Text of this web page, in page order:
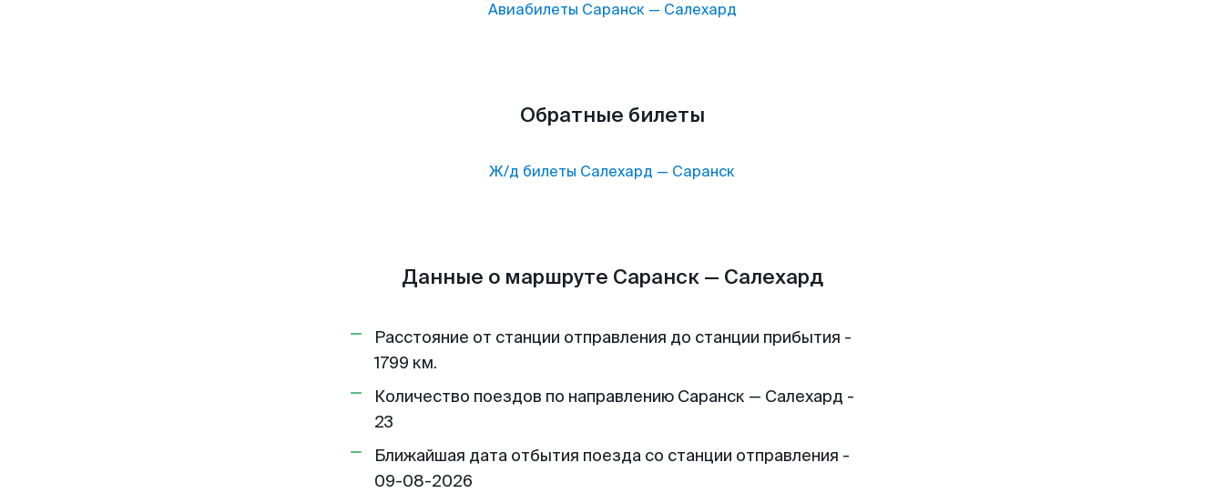
Авиабилеты Саранск— Салехард
Обратные билеты
Ж/д билеты Салехард — Саранск
Данные о маршруте Саранск — Салехард
Расстояние от станции отправления до станции прибытия -
1799 км.
Количество поездов по направлению Саранск — Салехард -
23
Ближайшая дата отбытия поезда со станции отправления -
09-08-2026